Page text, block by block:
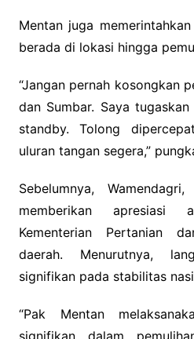
Mentan juga
berada di lokasi hingga
“Jangan pernah kosongkan
dan Sumbar. Saya
standby. Tolong
uluran tangan segera,”
Sebelumnya,
memberikan apresiasi
Kementerian Pertanian
daerah. Menurutnya,
signifikan pada stabilitas
“Pak Mentan